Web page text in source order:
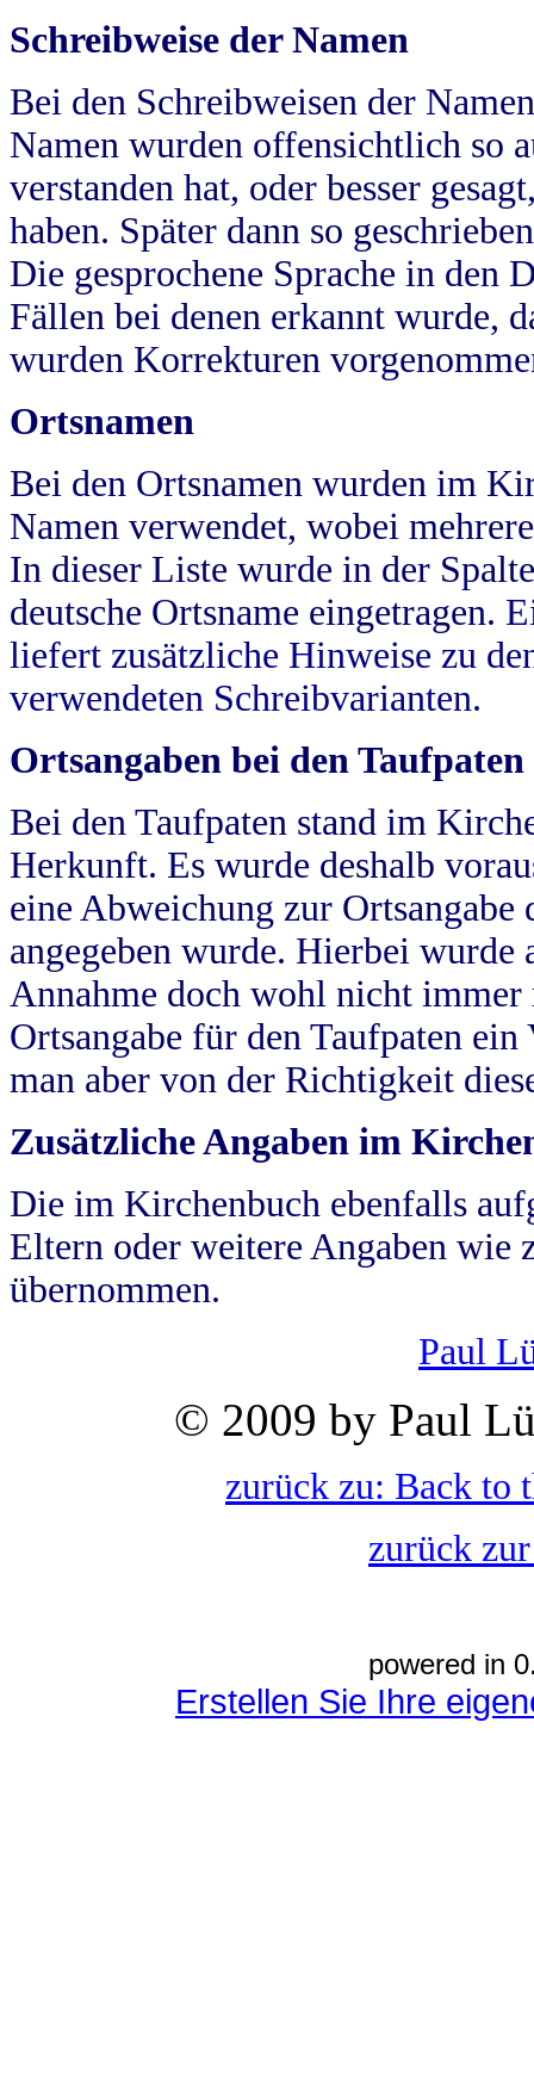
Schreibweise der Namen
Bei den Schreibweisen der
Namen wurden offensichtlich so
verstanden hat, oder besser
haben. Später dann so
Die gesprochene Sprache in
Fällen bei denen erkannt wurde,
wurden Korrekturen
Ortsnamen
Bei den Ortsnamen wurden im
Namen verwendet, wobei
In dieser Liste wurde in der
deutsche Ortsname eingetragen.
liefert zusätzliche Hinweise zu
verwendeten Schreibvarianten.
Ortsangaben bei den Taufpaten
Bei den Taufpaten stand im
Herkunft. Es wurde deshalb
eine Abweichung zur
angegeben wurde. Hierbei wurde
Annahme doch wohl nicht
Ortsangabe für den Taufpaten
man aber von der Richtigkeit
Zusätzliche Angaben im
Die im Kirchenbuch ebenfalls
Eltern oder weitere Angaben wie
übernommen.
Paul
© 2009 by Paul
zurück zu: Back to
zurück
powered in
Erstellen Sie Ihre